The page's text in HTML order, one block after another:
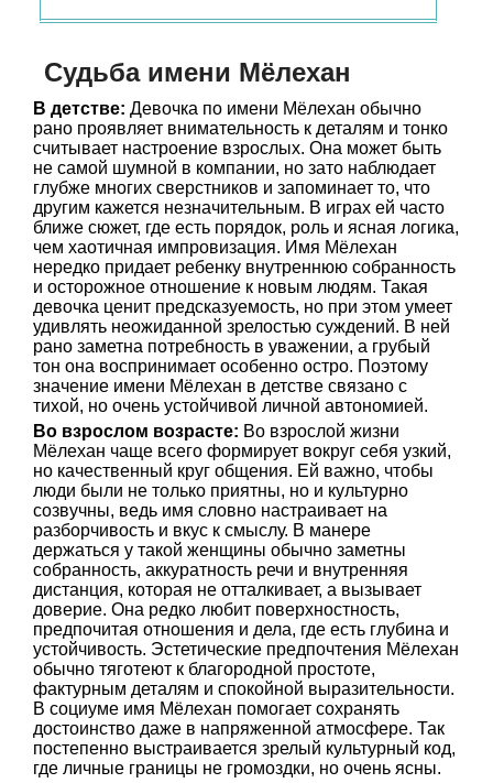
Судьба имени Мёлехан
В детстве: Девочка по имени Мёлехан обычно
рано проявляет внимательность к деталям и тонко
считывает настроение взрослых. Она может быть
не самой шумной в компании, но зато наблюдает
глубже многих сверстников и запоминает то, что
другим кажется незначительным. В играх ей часто
ближе сюжет, где есть порядок, роль и ясная логика,
чем хаотичная импровизация. Имя Мёлехан
нередко придает ребенку внутреннюю собранность
и осторожное отношение к новым людям. Такая
девочка ценит предсказуемость, но при этом умеет
удивлять неожиданной зрелостью суждений. В ней
рано заметна потребность в уважении, а грубый
тон она воспринимает особенно остро. Поэтому
значение имени Мёлехан в детстве связано с
тихой, но очень устойчивой личной автономией.
Во взрослом возрасте: Во взрослой жизни
Мёлехан чаще всего формирует вокруг себя узкий,
но качественный круг общения. Ей важно, чтобы
люди были не только приятны, но и культурно
созвучны, ведь имя словно настраивает на
разборчивость и вкус к смыслу. В манере
держаться у такой женщины обычно заметны
собранность, аккуратность речи и внутренняя
дистанция, которая не отталкивает, а вызывает
доверие. Она редко любит поверхностность,
предпочитая отношения и дела, где есть глубина и
устойчивость. Эстетические предпочтения Мёлехан
обычно тяготеют к благородной простоте,
фактурным деталям и спокойной выразительности.
В социуме имя Мёлехан помогает сохранять
достоинство даже в напряженной атмосфере. Так
постепенно выстраивается зрелый культурный код,
где личные границы не громоздки, но очень ясны.